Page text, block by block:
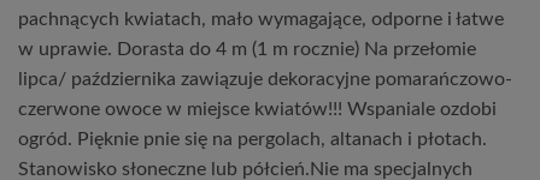
pachnących kwiatach, mało wymagające, odporne i łatwe
w uprawie. Dorasta do 4 m (1 m rocznie) Na przełomie
lipca/ października zawiązuje dekoracyjne pomarańczowo-
czerwone owoce w miejsce kwiatów!!! Wspaniale ozdobi
ogród. Pięknie pnie się na pergolach, altanach i płotach.
Stanowisko słoneczne lub półcień.Nie ma specjalnych